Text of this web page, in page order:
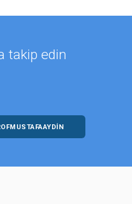
takip edin